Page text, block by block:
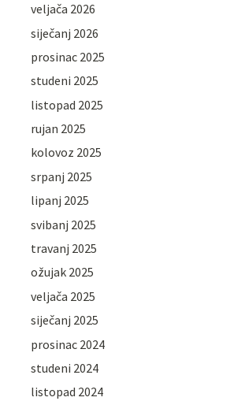
veljača 2026
siječanj 2026
prosinac 2025
studeni 2025
listopad 2025
rujan 2025
kolovoz 2025
srpanj 2025
lipanj 2025
svibanj 2025
travanj 2025
ožujak 2025
veljača 2025
siječanj 2025
prosinac 2024
studeni 2024
listopad 2024